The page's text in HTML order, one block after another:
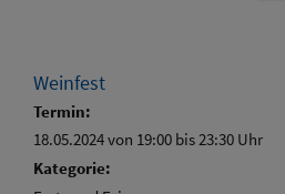
Weinfest
Termin:
18.05.2024 von 19:00 bis 23:30 Uhr
Kategorie: